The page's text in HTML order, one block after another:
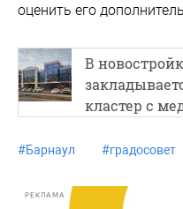
оценить его
В
кластер с
#Барнаул #градосовет
РЕКЛАМА